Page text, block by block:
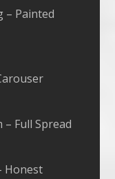
– Painted
– Full Spread
Honest